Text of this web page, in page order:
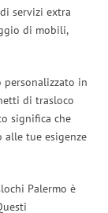
servizi extra
di mobili,
personalizzato in
di trasloco
significa che
alle tue esigenze
Palermo è